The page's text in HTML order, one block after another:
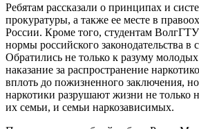
Ребятам рассказали о принципах и
прокуратуры, а также ее месте в
России. Кроме того, студентам
нормы российского законодательства в
Обратились не только к разуму
наказание за распространение
вплоть до пожизненного заключения,
наркотики разрушают жизни не только
их семьи, и семьи наркозависимых.